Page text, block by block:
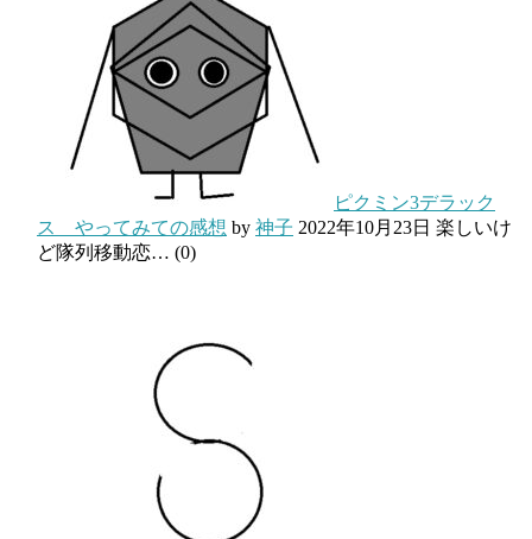
ピクミン3デラック
ス やってみての感想 by 神子 2022年10月23日 楽しいけ
ど隊列移動恋… (0)